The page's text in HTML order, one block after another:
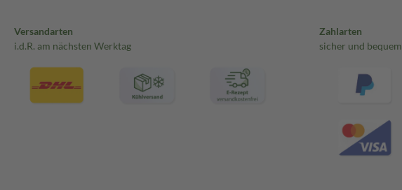
Versandarten
i.d.R. am nächsten Werktag
Zahlarten
sicher und bequem